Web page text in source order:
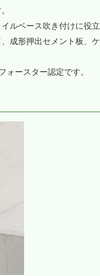
ルベース吹き付けに役立
成形押出セメント板、
ースター認定です。